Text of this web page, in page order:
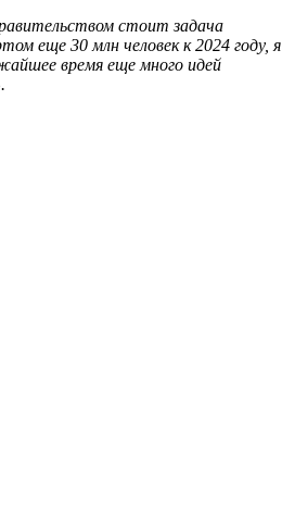
стоит задача
еще 30 млн человек к 2024 году, я
время еще много идей